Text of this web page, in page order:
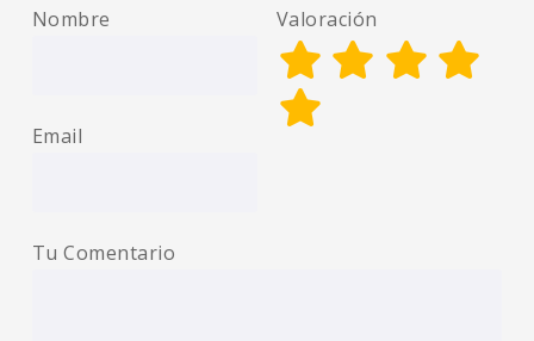
Nombre
Email
Valoración
Tu Comentario